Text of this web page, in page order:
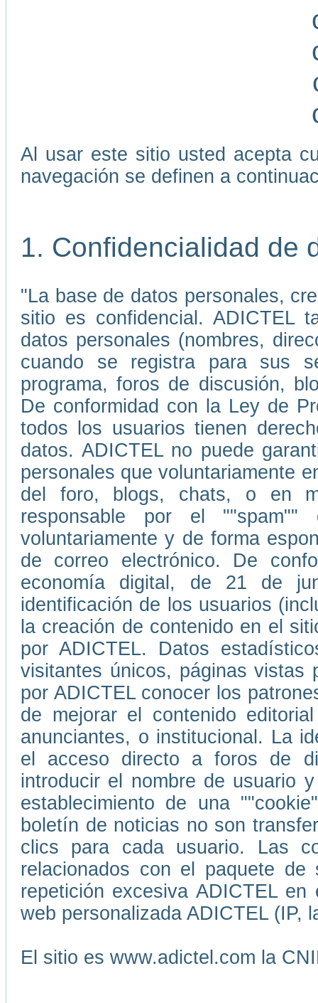
Al usar este sitio usted acepta
navegación se definen a
1. Confidencialidad de
"La base de datos personales,
sitio es confidencial. ADICTEL
datos personales (nombres,
cuando se registra para sus
programa, foros de discusión,
De conformidad con la Ley de
todos los usuarios tienen
datos. ADICTEL no puede
personales que voluntariamente
del foro, blogs, chats, o en
responsable por el
voluntariamente y de forma
de correo electrónico. De
economía digital, de 21 de
identificación de los usuarios
la creación de contenido en el
por ADICTEL. Datos
visitantes únicos, páginas vistas
por ADICTEL conocer los
de mejorar el contenido
anunciantes, o institucional. La
el acceso directo a foros de
introducir el nombre de usuario
establecimiento de una
boletín de noticias no son
clics para cada usuario. Las
relacionados con el paquete
repetición excesiva ADICTEL
web personalizada ADICTEL (IP,
El sitio es www.adictel.com la